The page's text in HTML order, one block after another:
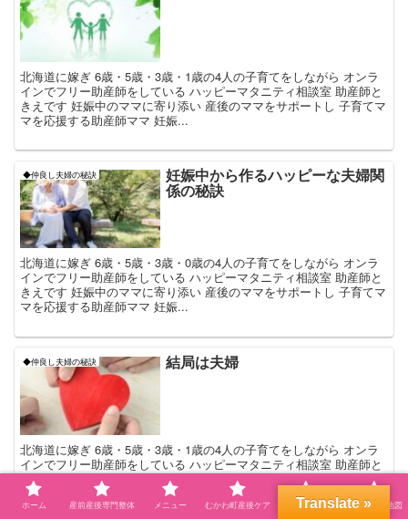
北海道に嫁ぎ 6歳・5歳・3歳・1歳の4人の子育てをしながら オンラ
インでフリー助産師をしている ハッピーマタニティ相談室 助産師と
きえです 妊娠中のママに寄り添い 産後のママをサポートし 子育てマ
マを応援する助産師ママ 妊娠...
◆仲良し夫婦の秘訣 妊娠中から作るハッピーな夫婦関
係の秘訣
北海道に嫁ぎ 6歳・5歳・3歳・0歳の4人の子育てをしながら オンラ
インでフリー助産師をしている ハッピーマタニティ相談室 助産師と
きえです 妊娠中のママに寄り添い 産後のママをサポートし 子育てマ
マを応援する助産師ママ 妊娠...
◆仲良し夫婦の秘訣 結局は夫婦
北海道に嫁ぎ 6歳・5歳・3歳・1歳の4人の子育てをしながら オンラ
インでフリー助産師をしている ハッピーマタニティ相談室 助産師と
きえです 妊娠中のママに寄り添い 産後のママをサポートし 子育てマ
マを応援する助産師ママ 妊娠...
ホーム 産前産後専門整体 メニュー むかわ町産後ケア プロフィール 自宅サロン地図
Translate »